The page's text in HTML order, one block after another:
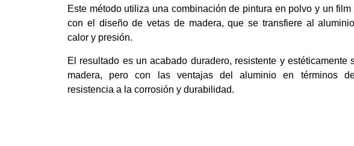
Este método utiliza una combinación de pintura en polvo y un film
con el diseño de vetas de madera, que se transfiere al
calor y presión.
El resultado es un acabado duradero, resistente y estéticamente
madera, pero con las ventajas del aluminio en términos
resistencia a la corrosión y durabilidad.